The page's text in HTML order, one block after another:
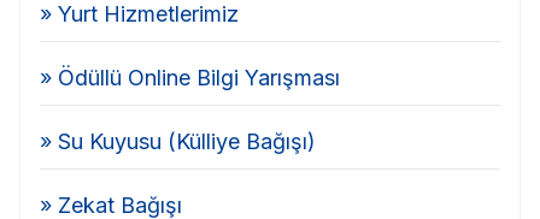
» Yurt Hizmetlerimiz
» Ödüllü Online Bilgi Yarışması
» Su Kuyusu (Külliye Bağışı)
» Zekat Bağışı